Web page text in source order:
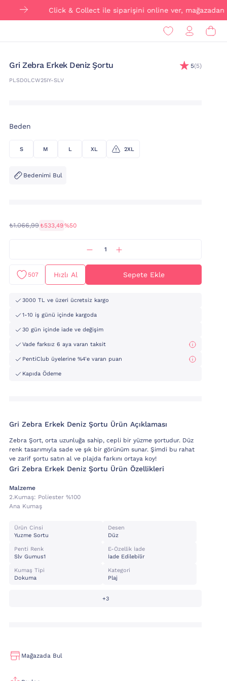
Click & Collect ile siparişini online ver, mağazadan
Gri Zebra Erkek Deniz Şortu
PLSD0LCW25IY-SLV
5(5)
Beden
S M L XL 2XL
Bedenimi Bul
₺1.066,99 ₺533,49%50
507 Hızlı Al Sepete Ekle
3000 TL ve üzeri ücretsiz kargo
1-10 iş günü içinde kargoda
30 gün içinde iade ve değişim
Vade farksız 6 aya varan taksit
PentiClub üyelerine %4'e varan puan
Kapıda Ödeme
Gri Zebra Erkek Deniz Şortu Ürün Açıklaması
Zebra Şort, orta uzunluğa sahip, cepli bir yüzme şortudur. Düz
renk tasarımıyla sade ve şık bir görünüm sunar. Şimdi bu rahat
ve zarif şortu satın al ve plajda farkını ortaya koy!
Gri Zebra Erkek Deniz Şortu Ürün Özellikleri
Malzeme
2.kumaş: Poli̇ester %100
Ana Kumaş
Ürün Cinsi
Yuzme Sortu
Desen
Düz
Penti Renk
Slv Gumus1
E-Özellik İade
İade Edilebilir
Kumaş Tipi
Dokuma
Kategori
Plaj
+3
Mağazada Bul